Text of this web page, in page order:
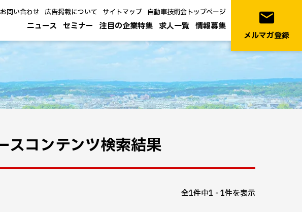
ニュース セミナー 注目の企業特集 求人一覧 情報募集
お問い合わせ 広告掲載について サイトマップ 自動車技術会トップページ email
メルマガ登録
スコンテンツ検索結果
全1件中1 - 1件を表示